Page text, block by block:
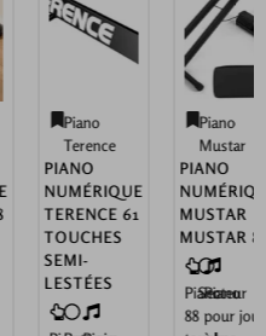
Piano
Terence
PIANO
NUMÉRIQUE
TERENCE 61
TOUCHES
SEMI-
LESTÉES
Piano
Mustar
PIANO
NUMÉRIQUE
MUSTAR
MUSTAR 88
Secteur
Piano
pour jouer